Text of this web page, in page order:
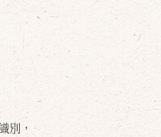
別，